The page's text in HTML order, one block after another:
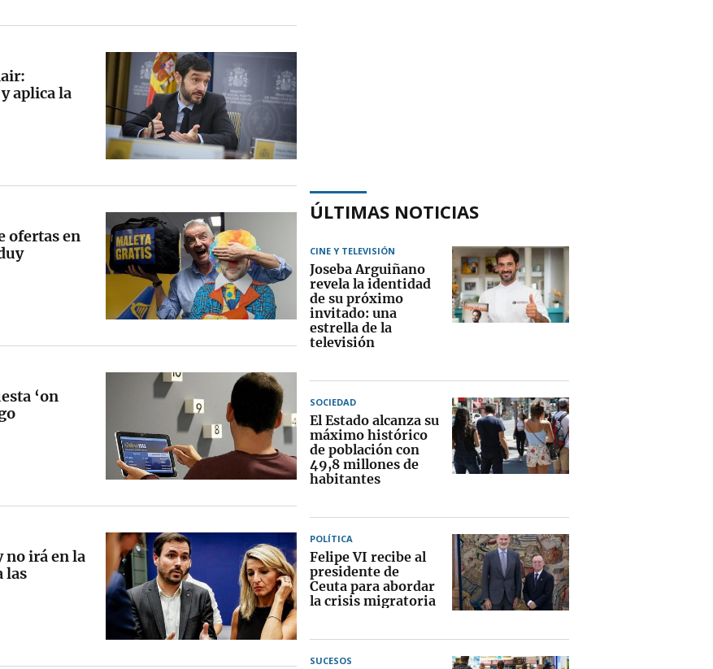
aplica la
ofertas en
‘on
no irá en la
las
ÚLTIMAS NOTICIAS
CINE Y TELEVISIÓN
Joseba Arguiñano
revela la identidad
de su próximo
invitado: una
estrella de la
televisión
SOCIEDAD
El Estado alcanza su
máximo histórico
de población con
49,8 millones de
habitantes
POLÍTICA
Felipe VI recibe al
presidente de
Ceuta para abordar
la crisis migratoria
SUCESOS